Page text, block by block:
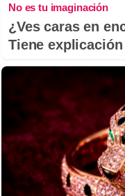
No es tu imaginación
¿Ves caras en
Tiene explicación